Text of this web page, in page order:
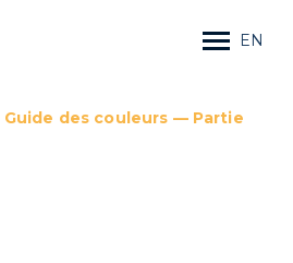
EN
Guide des couleurs — Partie